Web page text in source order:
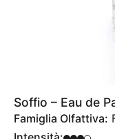
Soffio – Eau de
Famiglia Olfattiva: